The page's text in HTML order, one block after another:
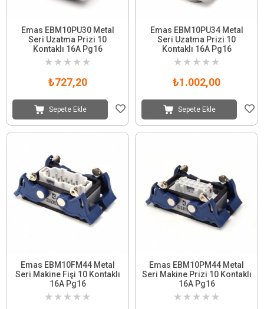
Emas EBM10PU30 Metal
Seri Uzatma Prizi 10
Kontaklı 16A Pg16
★ ★ ★ ★ ★
₺727,20
Sepete Ekle
Emas EBM10PU34 Metal
Seri Uzatma Prizi 10
Kontaklı 16A Pg16
★ ★ ★ ★ ★
₺1.002,00
Sepete Ekle
Emas EBM10FM44 Metal
Seri Makine Fişi 10 Kontaklı
16A Pg16
★ ★ ★ ★ ★
Emas EBM10PM44 Metal
Seri Makine Prizi 10 Kontaklı
16A Pg16
★ ★ ★ ★ ★